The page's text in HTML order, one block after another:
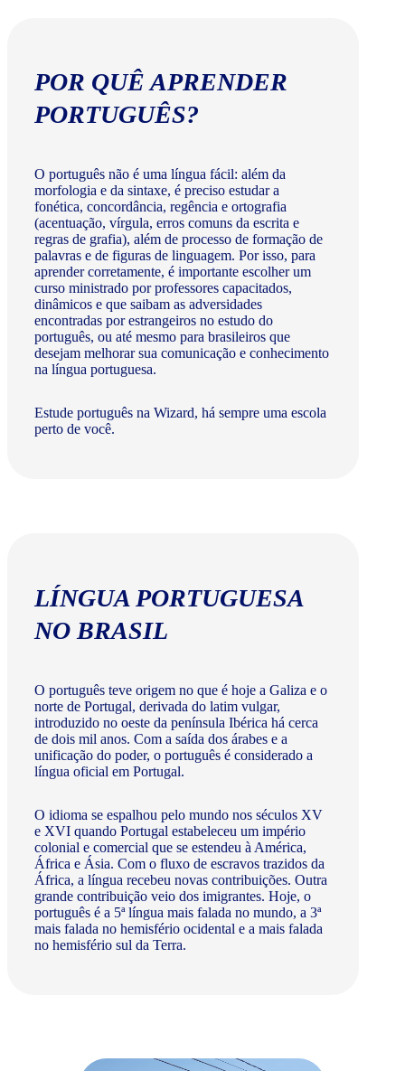
POR QUÊ APRENDER
PORTUGUÊS?
O português não é uma língua fácil: além da
morfologia e da sintaxe, é preciso estudar a
fonética, concordância, regência e ortografia
(acentuação, vírgula, erros comuns da escrita e
regras de grafia), além de processo de formação de
palavras e de figuras de linguagem. Por isso, para
aprender corretamente, é importante escolher um
curso ministrado por professores capacitados,
dinâmicos e que saibam as adversidades
encontradas por estrangeiros no estudo do
português, ou até mesmo para brasileiros que
desejam melhorar sua comunicação e conhecimento
na língua portuguesa.
Estude português na Wizard, há sempre uma escola
perto de você.
LÍNGUA PORTUGUESA
NO BRASIL
O português teve origem no que é hoje a Galiza e o
norte de Portugal, derivada do latim vulgar,
introduzido no oeste da península Ibérica há cerca
de dois mil anos. Com a saída dos árabes e a
unificação do poder, o português é considerado a
língua oficial em Portugal.
O idioma se espalhou pelo mundo nos séculos XV
e XVI quando Portugal estabeleceu um império
colonial e comercial que se estendeu à América,
África e Ásia. Com o fluxo de escravos trazidos da
África, a língua recebeu novas contribuições. Outra
grande contribuição veio dos imigrantes. Hoje, o
português é a 5ª língua mais falada no mundo, a 3ª
mais falada no hemisfério ocidental e a mais falada
no hemisfério sul da Terra.